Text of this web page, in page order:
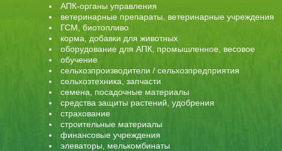
АПК-органы управления
ветеринарные препараты, ветеринарные учреждения
ГСМ, биотопливо
корма, добавки для животных
оборудование для АПК, промышленное, весовое
обучение
сельхозпроизводители / сельхозпредприятия
сельхозтехника, запчасти
семена, посадочные материалы
средства защиты растений, удобрения
страхование
строительные материалы
финансовые учреждения
элеваторы, мелькомбинаты